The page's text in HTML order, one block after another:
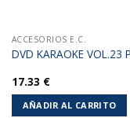
ACCESORIOS E.C.
DVD KARAOKE VOL.23
17.33 €
AÑADIR AL CARRITO